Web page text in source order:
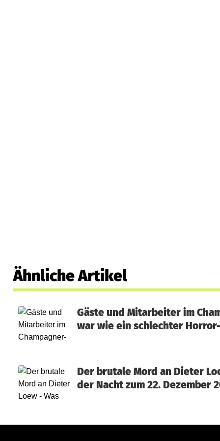
Ähnliche Artikel
Gäste und Mitarbeiter im
war wie ein schlechter
Der brutale Mord an Dieter
der Nacht zum 22. Dezember